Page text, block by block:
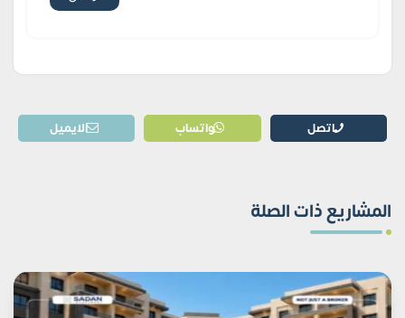
اتصل واتساب الايميل
المشاريع ذات الصلة